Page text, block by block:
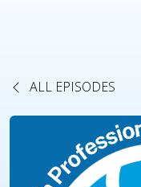
ALL EPISODES